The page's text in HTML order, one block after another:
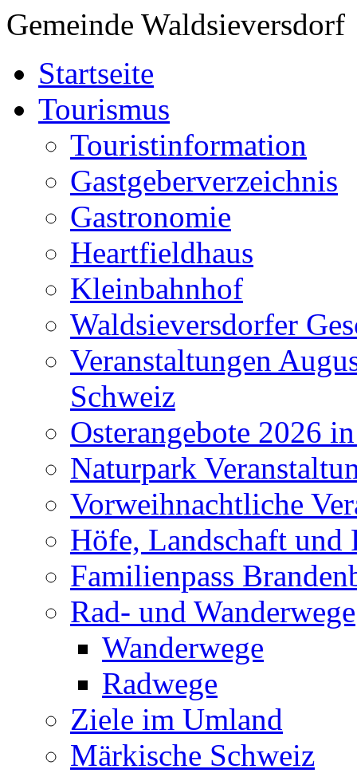
Gemeinde Waldsieversdorf
Startseite
Tourismus
Touristinformation
Gastgeberverzeichnis
Gastronomie
Heartfieldhaus
Kleinbahnhof
Waldsieversdorfer
Veranstaltungen
Schweiz
Osterangebote 2026
Naturpark
Vorweihnachtliche
Höfe, Landschaft und
Familienpass
Rad- und Wanderwege
Wanderwege
Radwege
Ziele im Umland
Märkische Schweiz